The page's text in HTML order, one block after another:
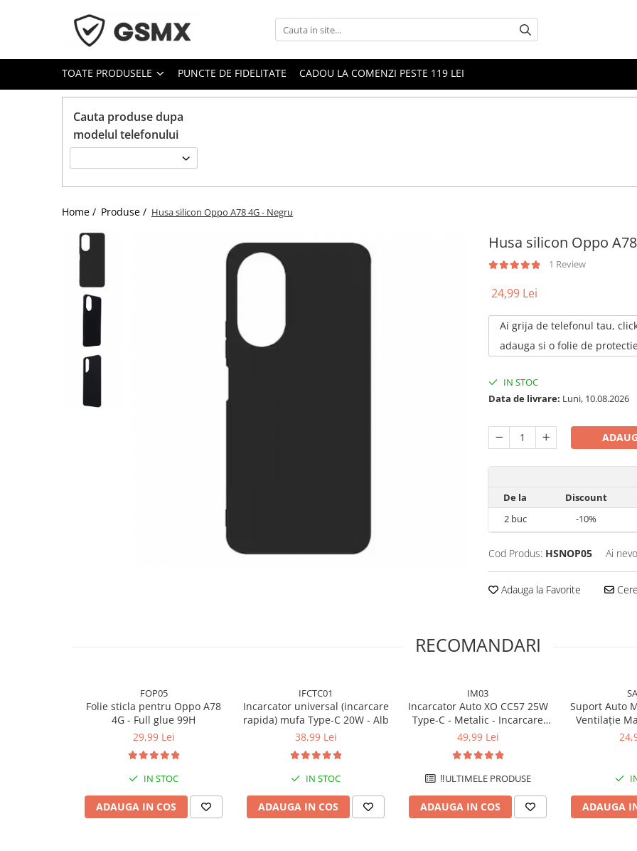
Toate Produsele
Folii de protectie
Folii Samsung
Folii Motorola
Huse Telefoane
Pachete Husă + Folie
TOATE PRODUSELE PUNCTE DE FIDELITATE CADOU LA COMENZI PESTE 119 LEI
Cauta produse dupa
modelul telefonului
Home / Produse / Husa silicon Oppo A78 4G - Negru
Husa silicon Oppo
1 Review
24,99 Lei
Ai grija de telefonul tau,
adauga si o folie de
IN STOC
Data de livrare: Luni, 10.08.2026
De la
Discount
2buc -10%
Cod Produs: HSNOP05 Ai
Adauga la Favorite
RECOMANDARI
FOP05
Folie sticla pentru Oppo A78
4G - Full glue 99H
29,99 Lei
IN STOC
ADAUGA IN COS
IFCTC01
Incarcator universal (incarcare
rapida) mufa Type-C 20W - Alb
38,99 Lei
IN STOC
ADAUGA IN COS
IM03
Incarcator Auto XO CC57 25W
Type-C - Metalic - Incarcare
Rapida - Negru
49,99 Lei
‼️ULTIMELE PRODUSE
ADAUGA IN COS
Suport Auto
Ventilație
ADAUGA